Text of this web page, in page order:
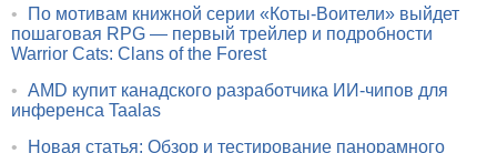
•
По мотивам книжной серии «Коты-Воители» выйдет
пошаговая RPG — первый трейлер и подробности
Warrior Cats: Clans of the Forest
• AMD купит канадского разработчика ИИ-чипов для
инференса Taalas
•
Новая статья: Обзор и тестирование панорамного